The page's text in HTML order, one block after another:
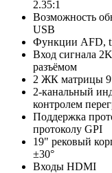
2.35:1
Возможность
USB
Функции AFD,
Вход сигнала
разъёмом
2 ЖК матрицы
2-канальный
контролем
Поддержка
протоколу GPI
19" рековый
±30°
Входы HDMI